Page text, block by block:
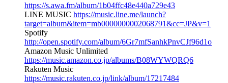
https://s.awa.fm/album/1b04ffc48e440a729e43
LINE MUSIC https://music.line.me/launch?
target=album&item=mb0000000002068791&cc=JP&v=1
Spotify
http://open.spotify.com/album/6Gr7mfSanhkPnvCJf96d1o
Amazon Music Unlimited
https://music.amazon.co.jp/albums/B08WYWQRQ6
Rakuten Music
https://music.rakuten.co.jp/link/album/17217484